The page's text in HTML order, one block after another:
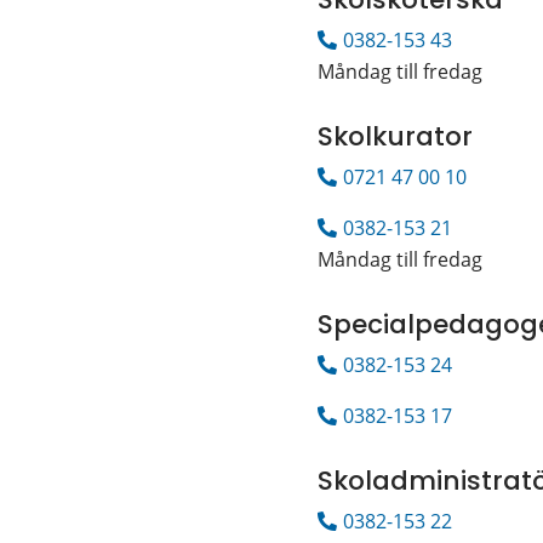
0382-153 43
Måndag till fredag
Skolkurator
0721 47 00 10
0382-153 21
Måndag till fredag
0382-153 24
0382-153 17
0382-153 22